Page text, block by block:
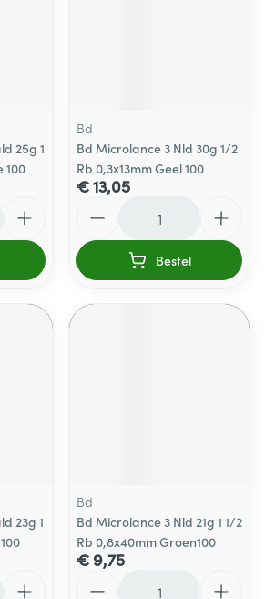
25g 1
100
Bd
Bd Microlance 3 Nld 30g 1/2
Rb 0,3x13mm Geel 100
€ 13,05
Bestel
23g 1
Bd
Bd Microlance 3 Nld 21g 1 1/2
Rb 0,8x40mm Groen100
€ 9,75